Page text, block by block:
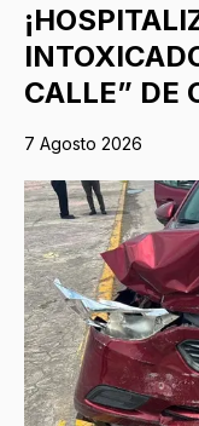
CALLE” DE
7 Agosto 2026